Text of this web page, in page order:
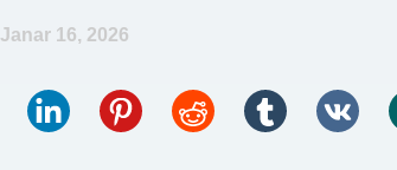
Janar 16, 2026